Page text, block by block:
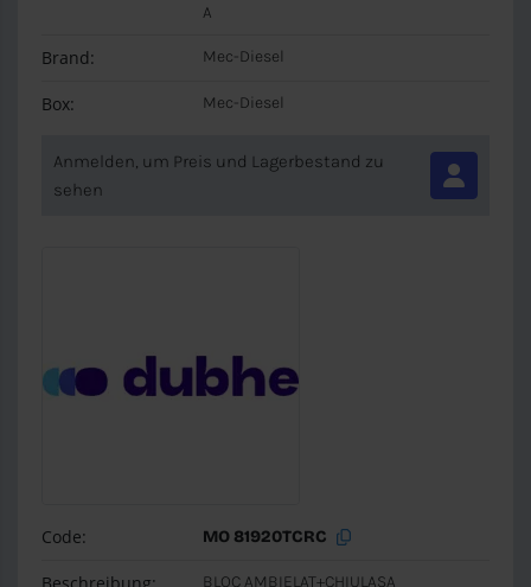
A
Brand: Mec-Diesel
Box: Mec-Diesel
Anmelden, um Preis und Lagerbestand zu
sehen
Code: MO 81920TCRC
BLOC AMBIELAT+CHIULASA